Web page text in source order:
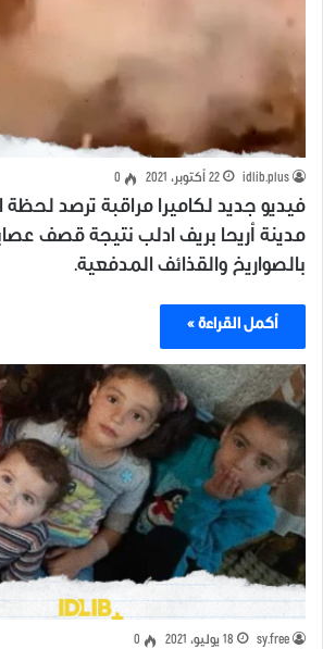
idlib.plus 22 أكتوبر، 2021 0
فيديو جديد لكاميرا مراقبة ترصد
مدينة أريحا بريف ادلب نتيجة قصف
بالصواريخ والقذائف المدفعية.
أكمل القراءة »
sy.free 18 يوليو، 2021 0